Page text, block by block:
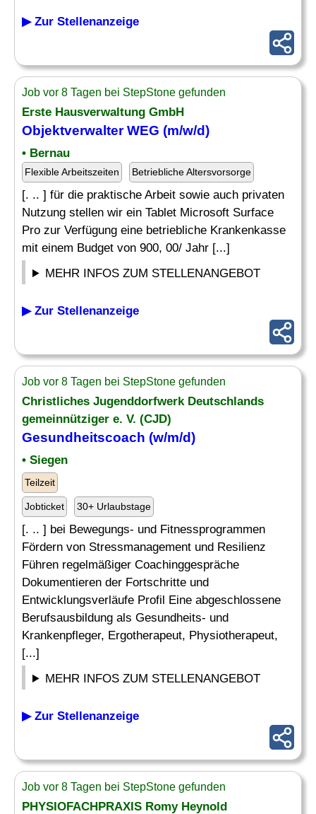
▶ Zur Stellenanzeige
Job vor 8 Tagen bei StepStone gefunden
Erste Hausverwaltung GmbH
Objektverwalter WEG (m/w/d)
• Bernau
Flexible Arbeitszeiten Betriebliche Altersvorsorge
[. .. ] für die praktische Arbeit sowie auch privaten
Nutzung stellen wir ein Tablet Microsoft Surface
Pro zur Verfügung eine betriebliche Krankenkasse
mit einem Budget von 900, 00/ Jahr [...]
MEHR INFOS ZUM STELLENANGEBOT
▶ Zur Stellenanzeige
Job vor 8 Tagen bei StepStone gefunden
Christliches Jugenddorfwerk Deutschlands
gemeinnütziger e. V. (CJD)
Gesundheitscoach (w/m/d)
• Siegen
Teilzeit
Jobticket 30+ Urlaubstage
[. .. ] bei Bewegungs- und Fitnessprogrammen
Fördern von Stressmanagement und Resilienz
Führen regelmäßiger Coachinggespräche
Dokumentieren der Fortschritte und
Entwicklungsverläufe Profil Eine abgeschlossene
Berufsausbildung als Gesundheits- und
Krankenpfleger, Ergotherapeut, Physiotherapeut,
[...]
MEHR INFOS ZUM STELLENANGEBOT
▶ Zur Stellenanzeige
Job vor 8 Tagen bei StepStone gefunden
PHYSIOFACHPRAXIS Romy Heynold